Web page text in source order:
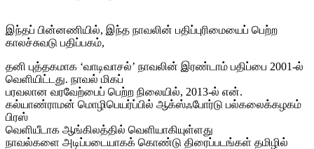
இந்தப் பின்னணியில், இந்த நாவலின் பதிப்புரிமையைப் பெற்ற
காலச்சுவடு பதிப்பகம்,
தனி புத்தகமாக ‘வாடிவாசல்’ நாவலின் இரண்டாம் பதிப்பை 2001-ல்
வெளியிட்டது. நாவல் மிகப்
பரவலான வரவேற்பைப் பெற்ற நிலையில், 2013-ல் என்.
கல்யாண்ராமன் மொழிபெயர்ப்பில் ஆக்ஸ்ஃபோர்டு பல்கலைக்கழகம்
பிரஸ்
வெளியீடாக ஆங்கிலத்தில் வெளியாகியுள்ளது
நாவல்களை அடிப்படையாகக் கொண்டு திரைப்படங்கள் தமிழில்